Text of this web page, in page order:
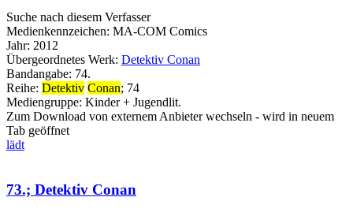
Suche nach diesem Verfasser
Medienkennzeichen: MA-COM Comics
Jahr: 2012
Übergeordnetes Werk: Detektiv Conan
Bandangabe: 74.
Reihe: Detektiv Conan; 74
Mediengruppe: Kinder + Jugendlit.
Zum Download von externem Anbieter wechseln - wird in neuem
Tab geöffnet
lädt
73.; Detektiv Conan